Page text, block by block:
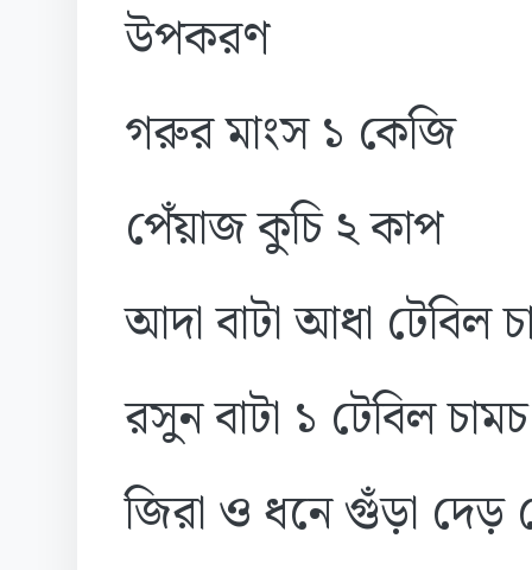
উপকরণ
গরুর মাংস ১ কেজি
পেঁয়াজ কুচি ২ কাপ
আদা বাটা আধা টেবিল
রসুন বাটা ১ টেবিল চামচ
জিরা ও ধনে গুঁড়া দেড়